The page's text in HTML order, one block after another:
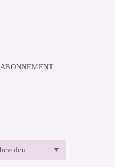
ABONNEMENT